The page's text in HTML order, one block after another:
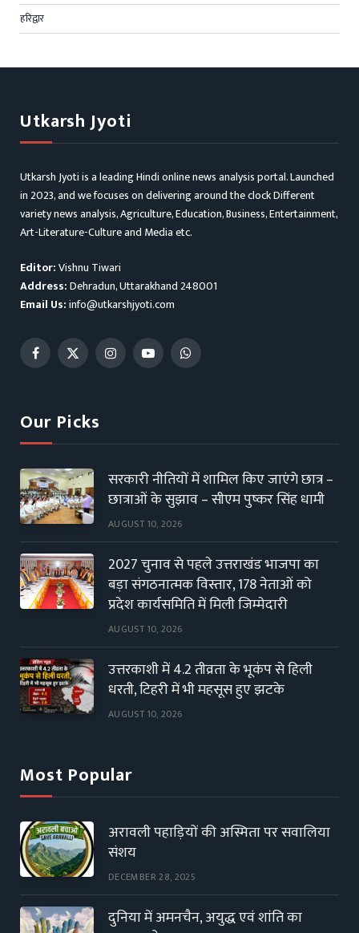
हरिद्वार
Utkarsh Jyoti
Utkarsh Jyoti is a leading Hindi online news analysis portal. Launched
in 2023, and we focuses on delivering around the clock Different
variety news analysis, Agriculture, Education, Business, Entertainment,
Art-Literature-Culture and Media etc.
Editor:Vishnu Tiwari
Address:Dehradun, Uttarakhand 248001
Email Us:info@utkarshjyoti.com
Facebook
X
InstagramYouTubeWhatsApp
Our Picks
सरकारी नीतियों में शामिल किए जाएंगे छात्र –
छात्राओं के सुझाव – सीएम पुष्कर सिंह धामी
AUGUST 10, 2026
2027 चुनाव से पहले उत्तराखंड भाजपा का
बड़ा संगठनात्मक विस्तार, 178 नेताओं को
प्रदेश कार्यसमिति में मिली जिम्मेदारी
AUGUST 10, 2026
उत्तरकाशी में 4.2 तीव्रता के भूकंप से हिली
धरती, टिहरी में भी महसूस हुए झटके
AUGUST 10, 2026
Most Popular
अरावली पहाड़ियों की अस्मिता पर सवालिया
संशय
DECEMBER 28, 2025
दुनिया में अमनचैन, अयुद्ध एवं शांति का